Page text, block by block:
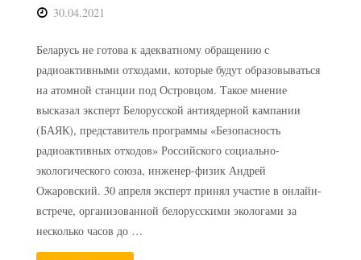
30.04.2021
Беларусь не готова к адекватному обращению с
радиоактивными отходами, которые будут образовываться
на атомной станции под Островцом. Такое мнение
высказал эксперт Белорусской антиядерной кампании
(БАЯК), представитель программы «Безопасность
радиоактивных отходов» Российского социально-
экологического союза, инженер-физик Андрей
Ожаровский. 30 апреля эксперт принял участие в онлайн-
встрече, организованной белорусскими экологами за
несколько часов до …